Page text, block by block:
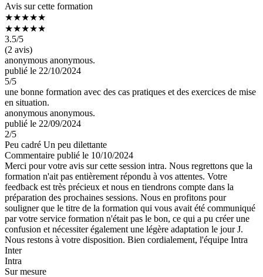
Avis sur cette formation
★★★★★
★★★★★
3.5/5
(2 avis)
anonymous anonymous.
publié le 22/10/2024
5/5
une bonne formation avec des cas pratiques et des exercices de mise
en situation.
anonymous anonymous.
publié le 22/09/2024
2/5
Peu cadré Un peu dilettante
Commentaire publié le 10/10/2024
Merci pour votre avis sur cette session intra. Nous regrettons que la
formation n'ait pas entièrement répondu à vos attentes. Votre
feedback est très précieux et nous en tiendrons compte dans la
préparation des prochaines sessions. Nous en profitons pour
souligner que le titre de la formation qui vous avait été communiqué
par votre service formation n'était pas le bon, ce qui a pu créer une
confusion et nécessiter également une légère adaptation le jour J.
Nous restons à votre disposition. Bien cordialement, l'équipe Intra
Inter
Intra
Sur mesure